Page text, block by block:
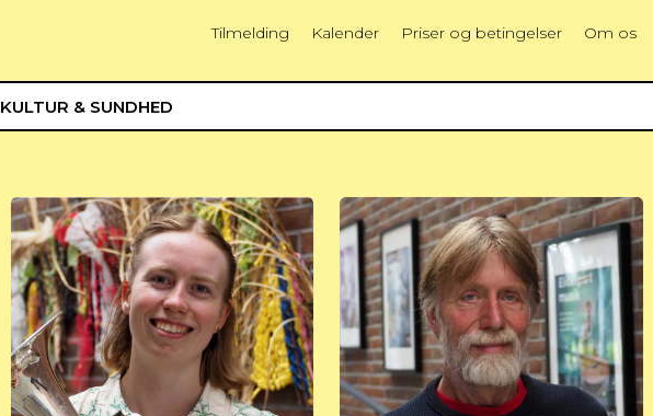
KULTUR & SUNDHED
Tilmelding Kalender Priser og betingelser Om os